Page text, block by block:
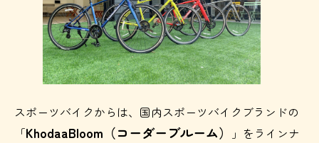
スポーツバイクからは、国内スポーツバイクブランドの
「KhodaaBloom（コーダーブルーム）
」をラインナ